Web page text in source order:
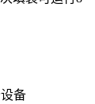
备